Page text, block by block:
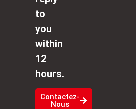
to
you
within
12
hours.
Contactez-
Nous